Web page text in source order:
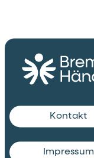
Kontakt
Impressum